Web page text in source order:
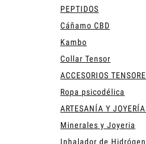
PEPTIDOS
Cáñamo CBD
Kambo
Collar Tensor
ACCESORIOS
Ropa psicodélica
ARTESANÍA Y
Minerales y Joyeria
Inhalador de